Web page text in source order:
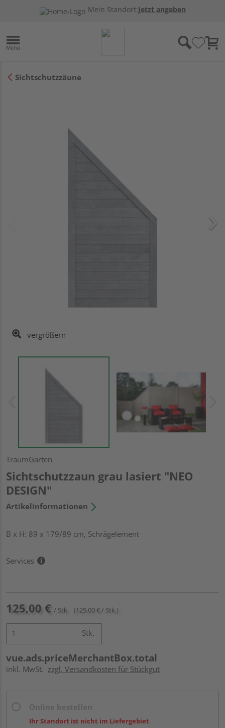
Mein Standort:Jetzt angeben
Sichtschutzzäune
vergrößern
TraumGarten
Sichtschutzzaun grau lasiert "NEO
DESIGN"
Artikelinformationen
B x H: 89 x 179/89 cm, Schrägelement
Services
125,00 € / Stk. (125,00 € / Stk.)
Stk.
vue.ads.priceMerchantBox.total
inkl. MwSt. zzgl. Versandkosten für Stückgut
Ihr Standort ist nicht im Liefergebiet